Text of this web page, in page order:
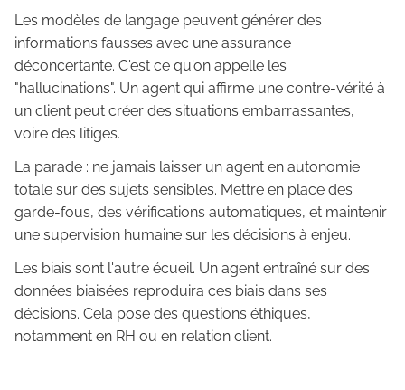
Les modèles de langage peuvent générer des
informations fausses avec une assurance
déconcertante. C'est ce qu'on appelle les
"hallucinations". Un agent qui affirme une contre-vérité à
un client peut créer des situations embarrassantes,
voire des litiges.
La parade : ne jamais laisser un agent en autonomie
totale sur des sujets sensibles. Mettre en place des
garde-fous, des vérifications automatiques, et maintenir
une supervision humaine sur les décisions à enjeu.
Les biais sont l'autre écueil. Un agent entraîné sur des
données biaisées reproduira ces biais dans ses
décisions. Cela pose des questions éthiques,
notamment en RH ou en relation client.